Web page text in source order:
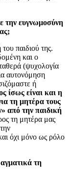
την ευγνωμοσύνη
παιδιού της.
και ο
(ψυχολογία
αυτονόμηση
ή
ίσως είναι και η
τη μητέρα τους
από την παιδική
τη μητέρα μας
όχι μόνο ως ρόλο
τη